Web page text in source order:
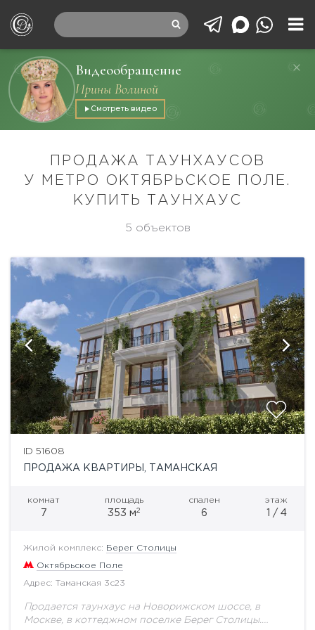
Видеообращение
Ирины Волиной
Смотреть видео
ПРОДАЖА ТАУНХАУСОВ
У МЕТРО ОКТЯБРЬСКОЕ ПОЛЕ.
КУПИТЬ ТАУНХАУС
5 объектов
ID 51608
ПРОДАЖА КВАРТИРЫ, ТАМАНСКАЯ
комнат
7
площадь
353 м2
спален
6
этаж
1 / 4
Жилой комплекс: Берег Столицы
Октябрьское Поле
Адрес: Таманская 3с23
Продается таунхаус на Новорижском шоссе, в
Москве, в коттеджном поселке Берег Столицы.